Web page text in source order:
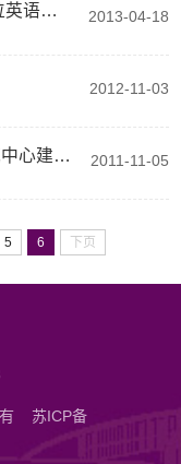
【通知】2013年秋季全日制本科生学位英语考试报名 2013-04-18
2012-11-03
我校召开实验教学改革与实验教学示范中心建设推进会 2011-11-05
5 6 下页
有苏ICP备